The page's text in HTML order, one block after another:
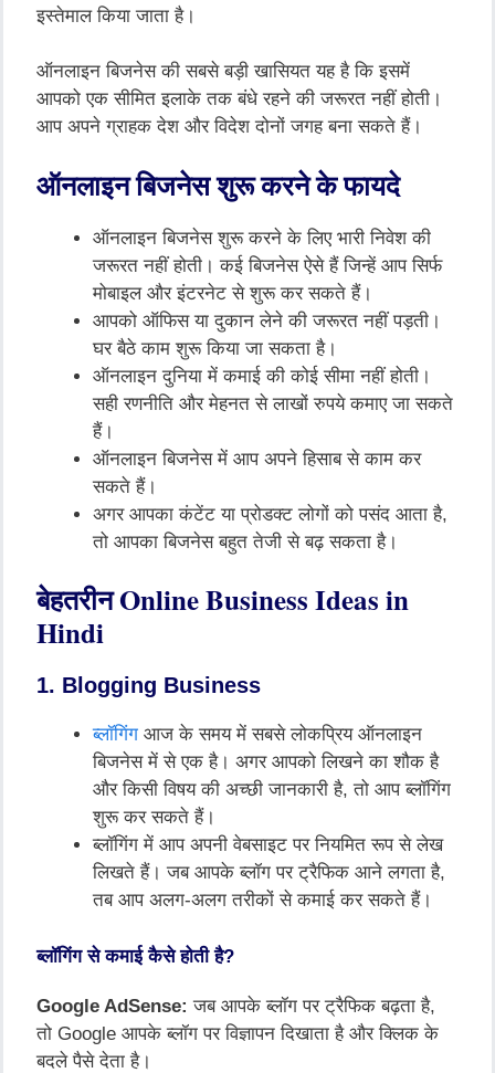
इस्तेमाल किया जाता है।
ऑनलाइन बिजनेस की सबसे बड़ी खासियत यह है कि इसमें
आपको एक सीमित इलाके तक बंधे रहने की जरूरत नहीं होती।
आप अपने ग्राहक देश और विदेश दोनों जगह बना सकते हैं।
ऑनलाइन बिजनेस शुरू करने के फायदे
ऑनलाइन बिजनेस शुरू करने के लिए भारी निवेश की
जरूरत नहीं होती। कई बिजनेस ऐसे हैं जिन्हें आप सिर्फ
मोबाइल और इंटरनेट से शुरू कर सकते हैं।
आपको ऑफिस या दुकान लेने की जरूरत नहीं पड़ती।
घर बैठे काम शुरू किया जा सकता है।
ऑनलाइन दुनिया में कमाई की कोई सीमा नहीं होती।
सही रणनीति और मेहनत से लाखों रुपये कमाए जा सकते
हैं।
ऑनलाइन बिजनेस में आप अपने हिसाब से काम कर
सकते हैं।
अगर आपका कंटेंट या प्रोडक्ट लोगों को पसंद आता है,
तो आपका बिजनेस बहुत तेजी से बढ़ सकता है।
बेहतरीन Online Business Ideas in
Hindi
1. Blogging Business
ब्लॉगिंग आज के समय में सबसे लोकप्रिय ऑनलाइन
बिजनेस में से एक है। अगर आपको लिखने का शौक है
और किसी विषय की अच्छी जानकारी है, तो आप ब्लॉगिंग
शुरू कर सकते हैं।
ब्लॉगिंग में आप अपनी वेबसाइट पर नियमित रूप से लेख
लिखते हैं। जब आपके ब्लॉग पर ट्रैफिक आने लगता है,
तब आप अलग-अलग तरीकों से कमाई कर सकते हैं।
ब्लॉगिंग से कमाई कैसे होती है?
Google AdSense: जब आपके ब्लॉग पर ट्रैफिक बढ़ता है,
तो Google आपके ब्लॉग पर विज्ञापन दिखाता है और क्लिक के
बदले पैसे देता है।